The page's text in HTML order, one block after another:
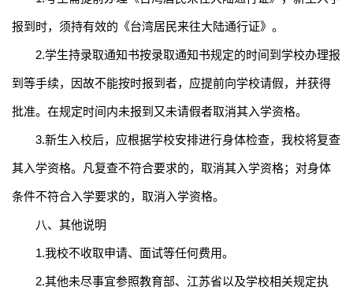
报到时，须持有效的《台湾居民来往大陆通行证》。
2.学生持录取通知书按录取通知书规定的时间到学校办理报
到等手续，因故不能按时报到者，应提前向学校请假，并获得
批准。在规定时间内未报到又未请假者取消其入学资格。
3.新生入校后，应根据学校安排进行身体检查，我校将复查
其入学资格。凡复查不符合要求的，取消其入学资格；对身体
条件不符合入学要求的，取消入学资格。
八、其他说明
1.我校不收取申请、面试等任何费用。
2.其他未尽事宜参照教育部、江苏省以及学校相关规定执